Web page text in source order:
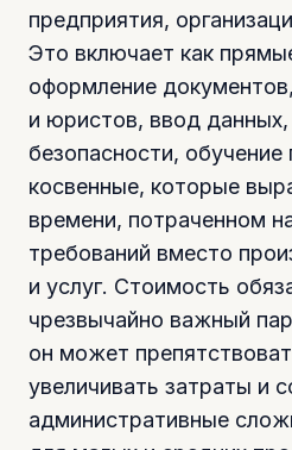
предприятия,
Это включает как
оформление
и юристов, ввод данных,
безопасности, обучение
косвенные, которые
времени, потраченном
требований вместо
и услуг. Стоимость
чрезвычайно важный
он может
увеличивать затраты и
административные